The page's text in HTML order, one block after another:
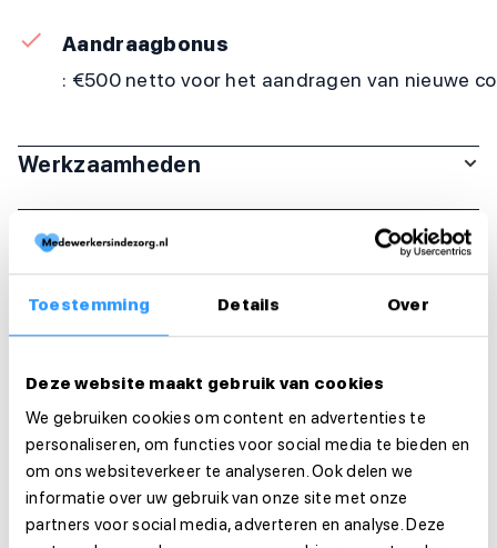
Toestemming Details Over
Deze website maakt gebruik van cookies
We gebruiken cookies om content en advertenties te
personaliseren, om functies voor social media te bieden en
om ons websiteverkeer te analyseren. Ook delen we
informatie over uw gebruik van onze site met onze
partners voor social media, adverteren en analyse. Deze
Aandraagbonus
: €500 netto voor het aandragen van nieuwe
Werkzaamheden
Arbeidsduur en werktijden
Organisatie
Sollicitatie
Is deze vacature je op het lijf geschreven?
Solliciteer dan direct!